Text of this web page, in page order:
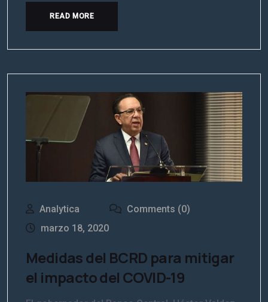
READ MORE
Analytica
Comments (0)
marzo 18, 2020
Medidas del BCRD para mitigar
el impacto del COVID-19